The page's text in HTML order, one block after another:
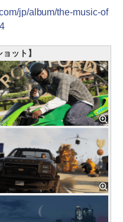
jp/album/the-music-of
ット】